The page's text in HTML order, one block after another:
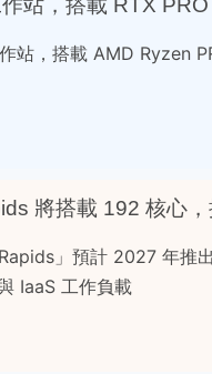
，搭載 AMD Ryzen
」預計 2027 年推
IaaS 工作負載